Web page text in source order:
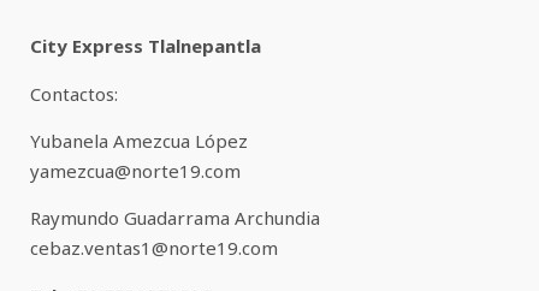
City Express Tlalnepantla
Contactos:
Yubanela Amezcua López
yamezcua@norte19.com
Raymundo Guadarrama Archundia
cebaz.ventas1@norte19.com